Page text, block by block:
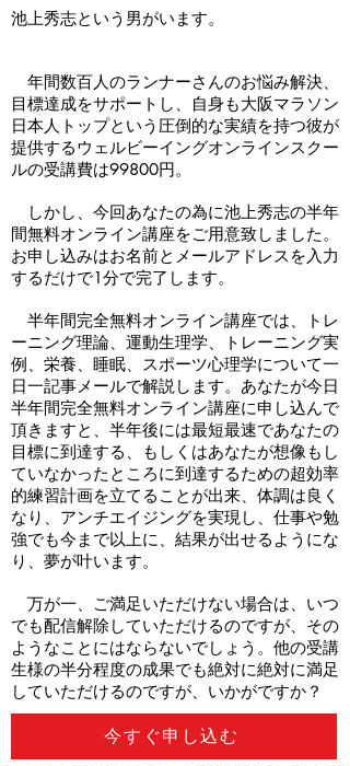
池上秀志という男がいます。
年間数百人のランナーさんのお悩み解決、
目標達成をサポートし、自身も大阪マラソン
日本人トップという圧倒的な実績を持つ彼が
提供するウェルビーイングオンラインスクー
ルの受講費は99800円。
しかし、今回あなたの為に池上秀志の半年
間無料オンライン講座をご用意致しました。
お申し込みはお名前とメールアドレスを入力
するだけで1分で完了します。
半年間完全無料オンライン講座では、トレ
ーニング理論、運動生理学、トレーニング実
例、栄養、睡眠、スポーツ心理学について一
日一記事メールで解説します。あなたが今日
半年間完全無料オンライン講座に申し込んで
頂きますと、半年後には最短最速であなたの
目標に到達する、もしくはあなたが想像もし
ていなかったところに到達するための超効率
的練習計画を立てることが出来、体調は良く
なり、アンチエイジングを実現し、仕事や勉
強でも今まで以上に、結果が出せるようにな
り、夢が叶います。
万が一、ご満足いただけない場合は、いつ
でも配信解除していただけるのですが、その
ようなことにはならないでしょう。他の受講
生様の半分程度の成果でも絶対に絶対に満足
していただけるのですが、いかがですか？
今すぐ申し込む